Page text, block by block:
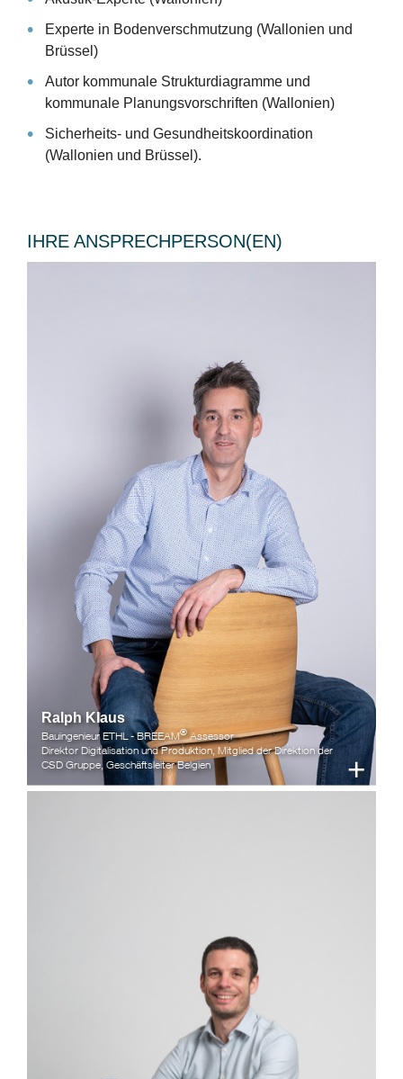
Experte in Bodenverschmutzung (Wallonien und
Brüssel)
Autor kommunale Strukturdiagramme und
kommunale Planungsvorschriften (Wallonien)
Sicherheits- und Gesundheitskoordination
(Wallonien und Brüssel).
IHRE ANSPRECHPERSON(EN)
+
Ralph Klaus
Bauingenieur ETHL - BREEAM®Assessor
Direktor Digitalisation und Produktion, Mitglied der Direktion der
CSD Gruppe, Geschäftsleiter Belgien